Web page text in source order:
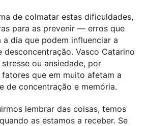
de colmatar estas dificuldades,
para as prevenir — erros que
dia que podem influenciar a
desconcentração. Vasco Catarino
ou ansiedade, por
que em muito afetam a
de concentração e memória.
lembrar das coisas, temos
as estamos a receber. Se